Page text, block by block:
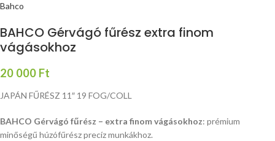
Bahco
BAHCO Gérvágó fűrész extra finom
vágásokhoz
20 000 Ft
JAPÁN FŰRÉSZ 11″ 19 FOG/COLL
BAHCO Gérvágó fűrész – extra finom vágásokhoz: prémium
minőségű húzófűrész precíz munkákhoz.